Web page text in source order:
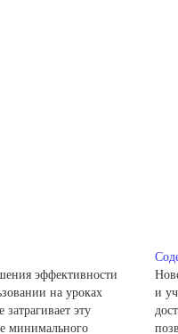
эффективности
на уроках
эту
минимального
и